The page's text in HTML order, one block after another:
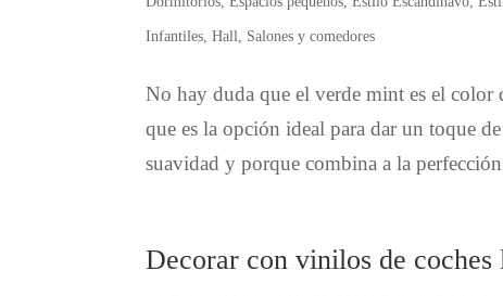
Infantiles ,Hall Salones y comedores
No hay duda que el verde mint es el color
que es la opción ideal para dar un toque
suavidad y porque combina a la
Decorar con vinilos de coches